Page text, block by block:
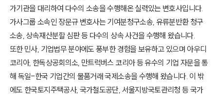
가기관을 대리하여 다수의 소송을 수행해온 실력있는 변호사입니다.
가사그룹 소속인 장문규 변호사는 기여분청구소송, 유류분반환 청구
소송, 상속재산분할 심판 등 다수의 상속 사건을 수행해 왔습니다.
또한 민사, 기업법무 분야에도 풍부한 경험을 보유하고 있으며 아우디
코리아, 한독상공회의소, 만트럭버스 코리아 등 유수의 기업 자문을 통
해 독일-한국 기업간의 물품거래 국제소송을 수행해 왔습니다. 이 밖
에도 한국토지주택공사, 국가철도공단, 서울지방국토관리청 등 국가